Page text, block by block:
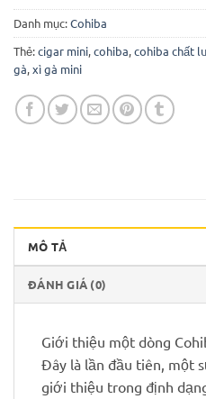
Danh mục:Cohiba
Thẻ:cigar mini,cohiba,cohiba chất
gà,xì gà mini
MÔ TẢ
ĐÁNH GIÁ (0)
Giới thiệu một dòng
Đây là lần đầu tiên, một
giới thiệu trong định